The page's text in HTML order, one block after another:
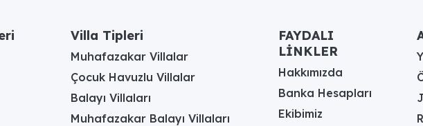
Villa Tipleri
Muhafazakar Villalar
Çocuk Havuzlu Villalar
Balayı Villaları
Muhafazakar Balayı Villaları
FAYDALI
LİNKLER
Hakkımızda
Banka Hesapları
Ekibimiz